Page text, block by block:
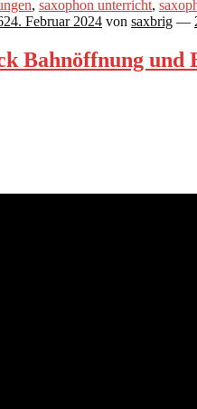
, saxophon unterricht,
24. Februar 2024 von saxbrig —
Bahnöffnung und